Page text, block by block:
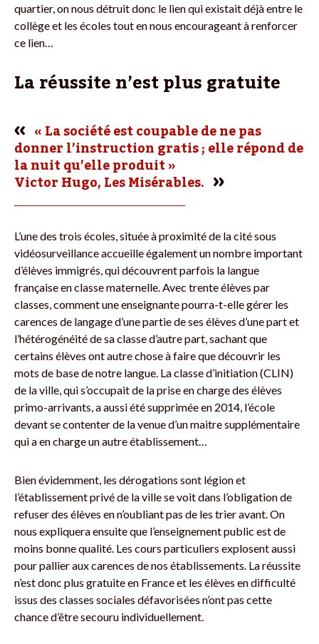
quartier, on nous détruit donc le lien qui existait déjà entre le
collège et les écoles tout en nous encourageant à renforcer
ce lien…
La réussite n’est plus gratuite
« La société est coupable de ne pas
donner l’instruction gratis ; elle répond de
la nuit qu’elle produit »
Victor Hugo, Les Misérables.
L’une des trois écoles, située à proximité de la cité sous
vidéosurveillance accueille également un nombre important
d’élèves immigrés, qui découvrent parfois la langue
française en classe maternelle. Avec trente élèves par
classes, comment une enseignante pourra-t-elle gérer les
carences de langage d’une partie de ses élèves d’une part et
l’hétérogénéité de sa classe d’autre part, sachant que
certains élèves ont autre chose à faire que découvrir les
mots de base de notre langue. La classe d’initiation (CLIN)
de la ville, qui s’occupait de la prise en charge des élèves
primo-arrivants, a aussi été supprimée en 2014, l’école
devant se contenter de la venue d’un maitre supplémentaire
qui a en charge un autre établissement…
Bien évidemment, les dérogations sont légion et
l’établissement privé de la ville se voit dans l’obligation de
refuser des élèves en n’oubliant pas de les trier avant. On
nous expliquera ensuite que l’enseignement public est de
moins bonne qualité. Les cours particuliers explosent aussi
pour pallier aux carences de nos établissements. La réussite
n’est donc plus gratuite en France et les élèves en difficulté
issus des classes sociales défavorisées n’ont pas cette
chance d’être secouru individuellement.